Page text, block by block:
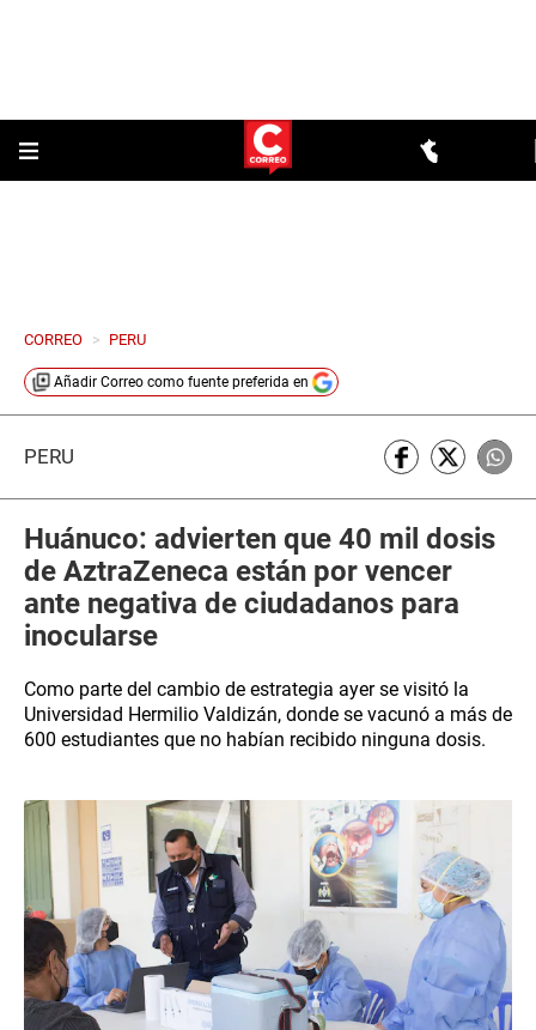
CORREO > PERU
Añadir Correo como fuente preferida en
PERÚ
Huánuco: advierten que 40 mil dosis
de AztraZeneca están por vencer
ante negativa de ciudadanos para
inocularse
Como parte del cambio de estrategia ayer se visitó la
Universidad Hermilio Valdizán, donde se vacunó a más de
600 estudiantes que no habían recibido ninguna dosis.